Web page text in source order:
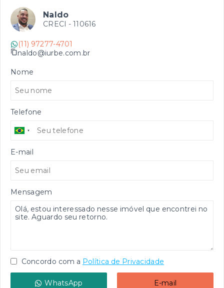
Naldo
CRECI - 110616
(11) 97277-4701
naldo@iurbe.com.br
Nome
Telefone
E-mail
Mensagem
Concordo com a Política de Privacidade
WhatsApp E-mail